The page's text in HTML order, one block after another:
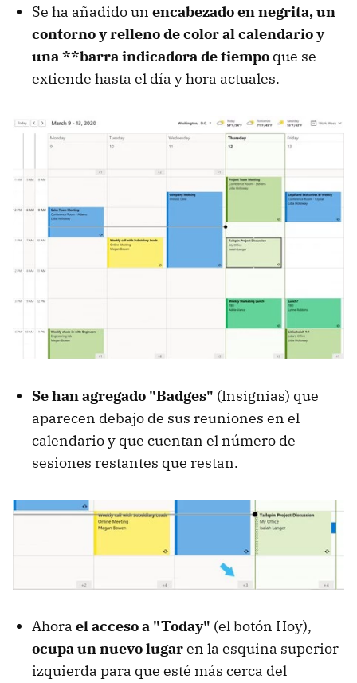
Se ha añadido un encabezado en negrita, un
contorno y relleno de color al calendario y
una **barra indicadora de tiempo que se
extiende hasta el día y hora actuales.
Se han agregado "Badges" (Insignias) que
aparecen debajo de sus reuniones en el
calendario y que cuentan el número de
sesiones restantes que restan.
Ahora el acceso a "Today" (el botón Hoy),
ocupa un nuevo lugaren la esquina superior
izquierda para que esté más cerca del